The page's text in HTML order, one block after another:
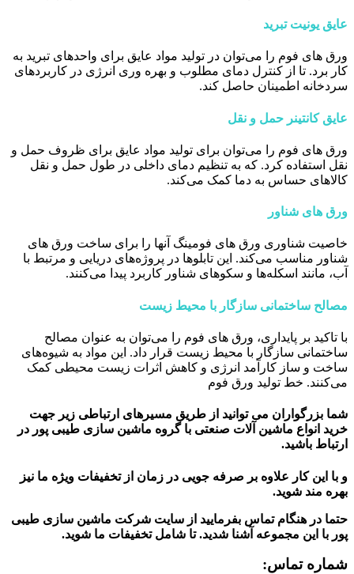
عایق یونیت تبرید
ورق ‌های فوم را می‌توان در تولید مواد عایق برای واحدهای تبرید به
کار برد. تا از کنترل دمای مطلوب و بهره وری انرژی در کاربردهای
سردخانه اطمینان حاصل کند.
عایق کانتینر حمل و نقل
ورق ‌های فوم را می‌توان برای تولید مواد عایق برای ظروف حمل و
نقل استفاده کرد. که به تنظیم دمای داخلی در طول حمل و نقل
کالاهای حساس به دما کمک می‌کند.
ورق ‌های شناور
خاصیت شناوری ورق ‌های فومینگ آنها را برای ساخت ورق ‌های
شناور مناسب می‌کند. این تابلوها در پروژه‌های دریایی و مرتبط با
آب، مانند اسکله‌ها و سکوهای شناور کاربرد پیدا می‌کنند.
مصالح ساختمانی سازگار با محیط زیست
با تاکید بر پایداری، ورق ‌های فوم را می‌توان به عنوان مصالح
ساختمانی سازگار با محیط زیست قرار داد. این مواد به شیوه‌های
ساخت و ساز کارآمد انرژی و کاهش اثرات زیست محیطی کمک
می‌کنند. خط تولید ورق فوم
شما بزرگواران می توانید از طریق مسیرهای ارتباطی زیر جهت
خرید انواع ماشین آلات صنعتی با گروه ماشین سازی طیبی پور در
ارتباط باشید.
و با این کار علاوه بر صرفه جویی در زمان از تخفیفات ویژه ما نیز
بهره مند شوید.
حتما در هنگام تماس بفرمایید از سایت شرکت ماشین سازی طیبی
پور با این مجموعه آشنا شدید. تا شامل تخفیفات ما شوید.
شماره تماس: